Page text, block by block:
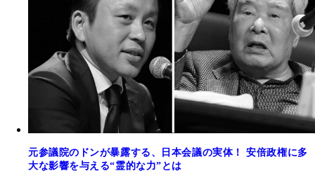
元参議院のドンが暴露する、日本会議の実体！ 安倍政権に多
大な影響を与える“霊的な力”とは